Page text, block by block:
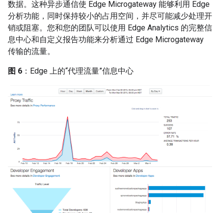
数据。这种异步通信使 Edge Microgateway 能够利用 Edge
分析功能，同时保持较小的占用空间，并尽可能减少处理开
销或阻塞。您和您的团队可以使用 Edge Analytics 的完整信
息中心和自定义报告功能来分析通过 Edge Microgateway
传输的流量。
图 6 ：Edge 上的“代理流量”信息中心